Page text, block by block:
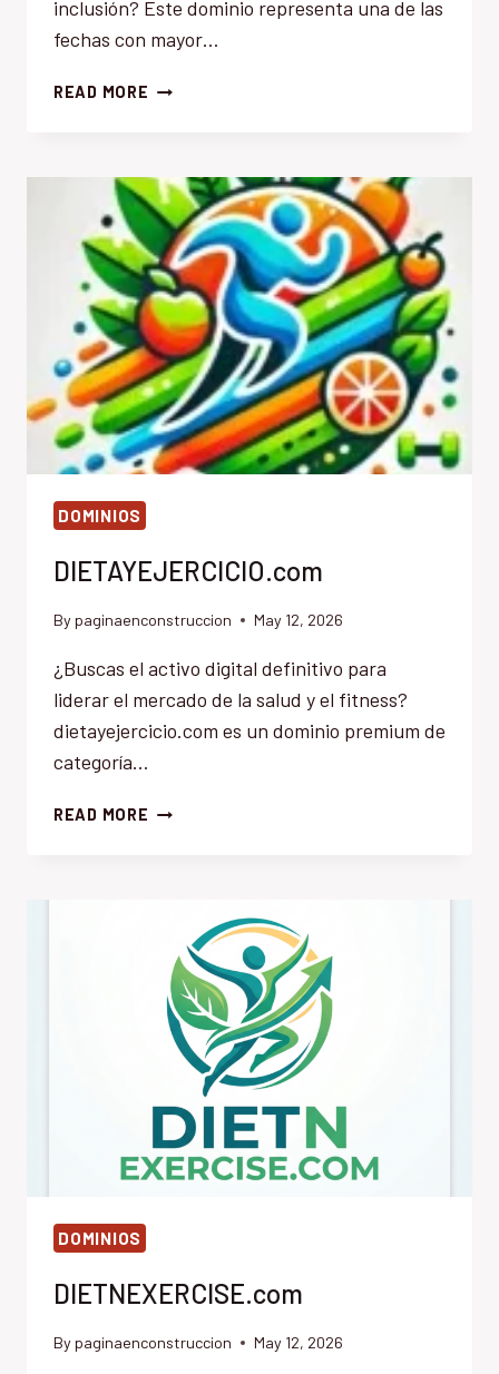
inclusión? Este dominio representa una de las
fechas con mayor…
READ MORE DIADELORGULLOGAY.COM
DOMINIOS
DIETAYEJERCICIO.com
By paginaenconstruccion May 12, 2026
¿Buscas el activo digital definitivo para
liderar el mercado de la salud y el fitness?
dietayejercicio.com es un dominio premium de
categoría…
READ MORE DIETAYEJERCICIO.COM
DOMINIOS
DIETNEXERCISE.com
By paginaenconstruccion May 12, 2026